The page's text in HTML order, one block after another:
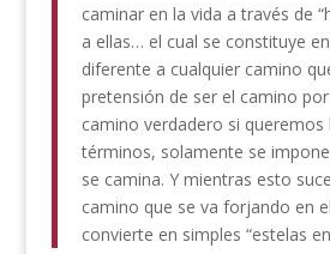
caminar en la vida a través de
a ellas… el cual se constituye
diferente a cualquier camino
pretensión de ser el camino
camino verdadero si queremos
términos, solamente se
se camina. Y mientras esto
camino que se va forjando en
convierte en simples “estelas